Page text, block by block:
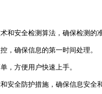
和安全检测算法，确保检测的
确保信息的第一时间处理。
方便用户快速上手。
全防护措施，确保信息安全和